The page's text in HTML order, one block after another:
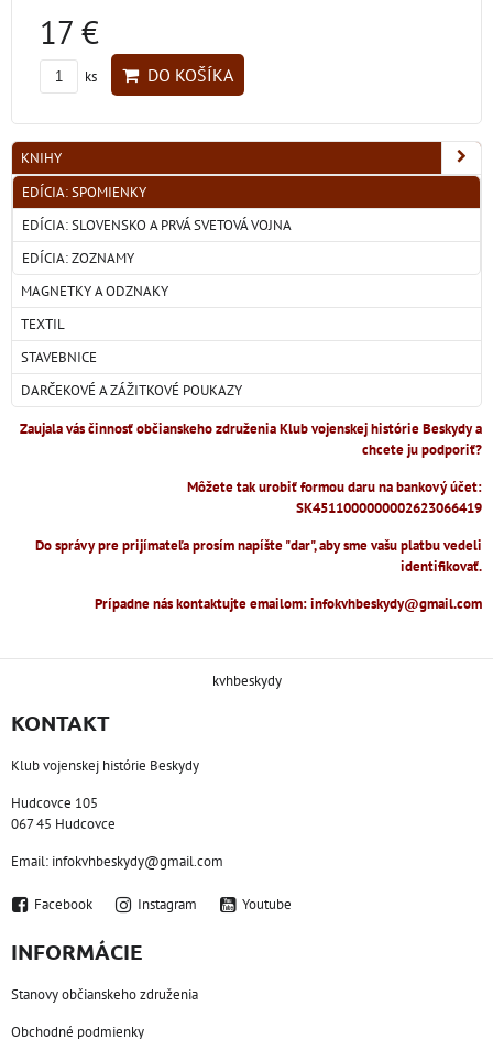
17 €
ks DO KOŠÍKA
KNIHY
EDÍCIA: SPOMIENKY
EDÍCIA: SLOVENSKO A PRVÁ SVETOVÁ VOJNA
EDÍCIA: ZOZNAMY
MAGNETKY A ODZNAKY
TEXTIL
STAVEBNICE
DARČEKOVÉ A ZÁŽITKOVÉ POUKAZY
Zaujala vás činnosť občianskeho združenia Klub vojenskej histórie Beskydy a
chcete ju podporiť?
Môžete tak urobiť formou daru na bankový účet:
SK4511000000002623066419
Do správy pre prijímateľa prosím napíšte "dar", aby sme vašu platbu vedeli
identifikovať.
Prípadne nás kontaktujte emailom: infokvhbeskydy@gmail.com
kvhbeskydy
KONTAKT
Klub vojenskej histórie Beskydy
Hudcovce 105
067 45 Hudcovce
Email: infokvhbeskydy@gmail.com
Facebook Instagram Youtube
INFORMÁCIE
Stanovy občianskeho združenia
Obchodné podmienky